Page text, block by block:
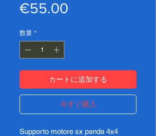
€55.00
数量 *
カートに追加する
今すぐ購入
Supporto motore sx panda 4x4